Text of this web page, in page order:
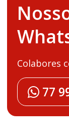
Colabores
77